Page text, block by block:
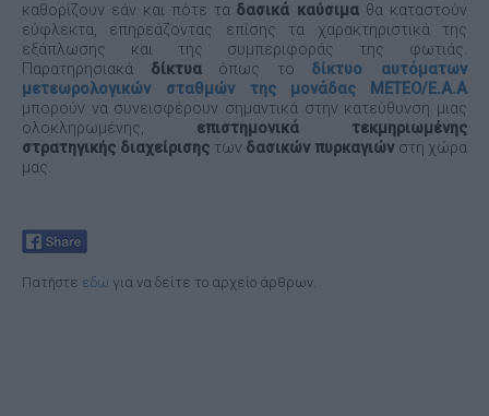
καθορίζουν εάν και πότε τα δασικά καύσιμα θα καταστούν
εύφλεκτα, επηρεάζοντας επίσης τα χαρακτηριστικά της
εξάπλωσης και της συμπεριφοράς της φωτιάς.
Παρατηρησιακά δίκτυαόπως το δίκτυο αυτόματων
μετεωρολογικών σταθμών της μονάδας
ΜΕΤΕΟ/Ε.Α.Α
μπορούν να συνεισφέρουν σημαντικά στην κατεύθυνση μιας
ολοκληρωμένης, επιστημονικά τεκμηριωμένης
στρατηγικής διαχείρισης των δασικών πυρκαγιών στη χώρα
μας.
Πατήστε εδώ για να δείτε το αρχείο άρθρων.